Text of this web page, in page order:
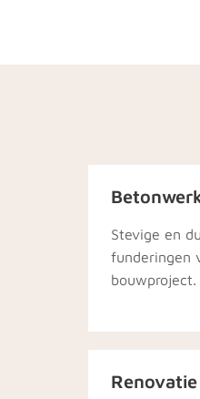
Stevige en
funderingen
bouwproject.
Renovatie